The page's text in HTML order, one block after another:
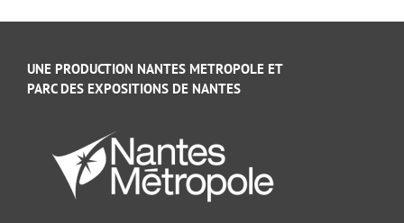
UNE PRODUCTION NANTES METROPOLE ET
PARC DES EXPOSITIONS DE NANTES